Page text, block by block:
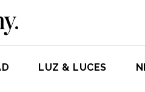
LUZ & LUCES